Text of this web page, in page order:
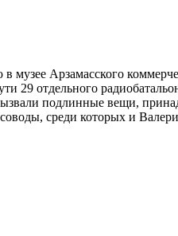
Арзамасского
29 отдельного
подлинные вещи,
среди которых и